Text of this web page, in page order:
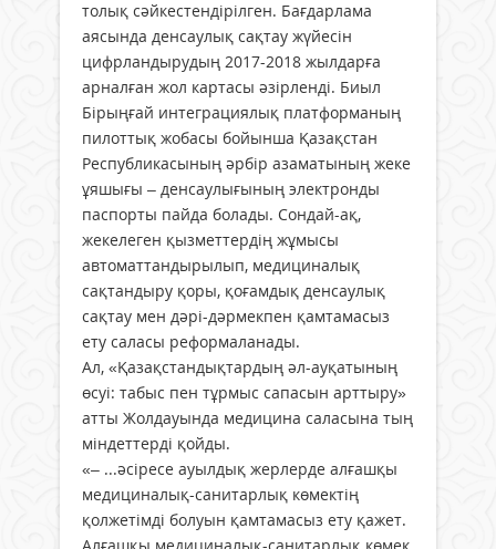
толық сәйкестендірілген. Бағдарлама
аясында денсаулық сақтау жүйесін
цифрландырудың 2017-2018 жылдарға
арналған жол картасы әзірленді. Биыл
Бірыңғай интеграциялық платформаның
пилоттық жобасы бойынша Қазақстан
Республикасының әрбір азаматының жеке
ұяшығы – денсаулығының электронды
паспорты пайда болады. Сондай-ақ,
жекелеген қызметтердің жұмысы
автоматтандырылып, медициналық
сақтандыру қоры, қоғамдық денсаулық
сақтау мен дәрі-дәрмекпен қамтамасыз
ету саласы реформаланады.
Ал, «Қазақстандықтардың әл-ауқатының
өсуі: табыс пен тұрмыс сапасын арттыру»
атты Жолдауында медицина саласына тың
міндеттерді қойды.
«– ...әсіресе ауылдық жерлерде алғашқы
медициналық-санитарлық көмектің
қолжетімді болуын қамтамасыз ету қажет.
Алғашқы медициналық-санитарлық көмек